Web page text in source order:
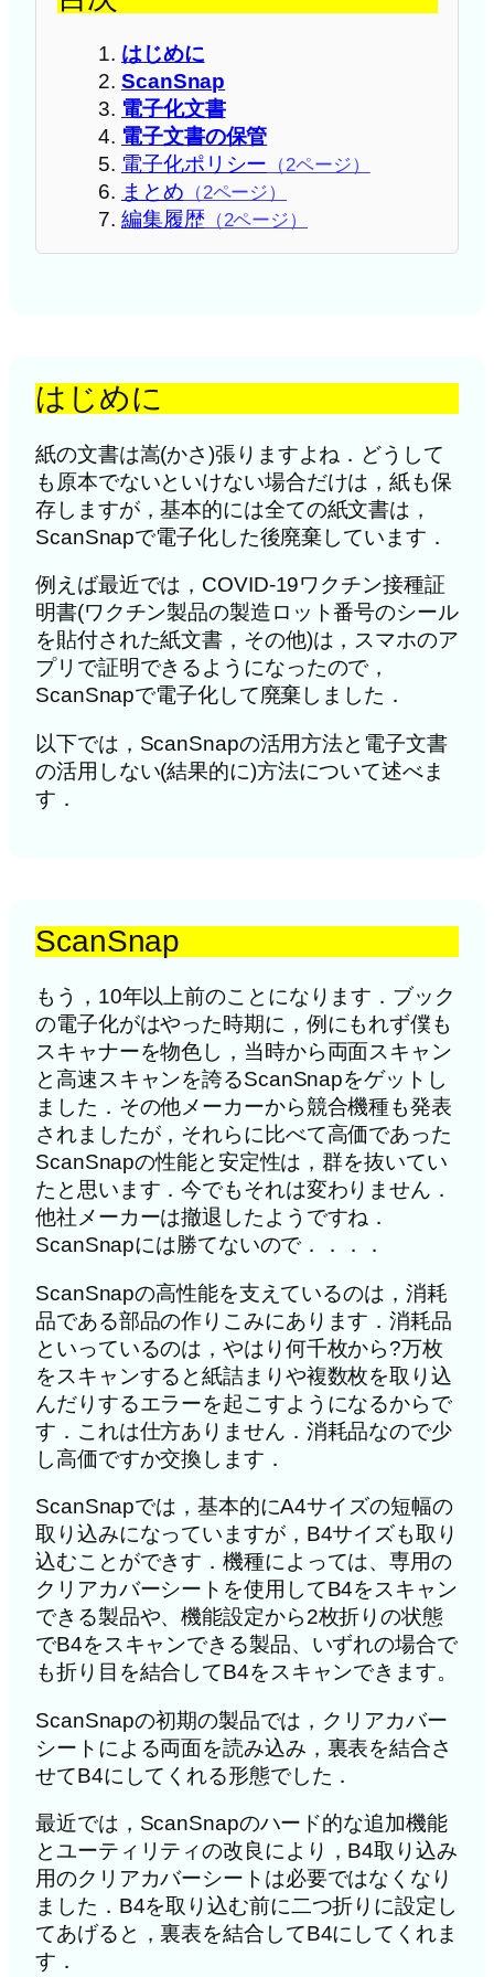
はじめに
ScanSnap
電子化文書
電子文書の保管
電子化ポリシー （2ページ）
まとめ （2ページ）
編集履歴（2ページ）
はじめに
紙の文書は嵩(かさ)張りますよね．どうして
も原本でないといけない場合だけは，紙も保
存しますが，基本的には全ての紙文書は，
ScanSnapで電子化した後廃棄しています．
例えば最近では，COVID-19ワクチン接種証
明書(ワクチン製品の製造ロット番号のシール
を貼付された紙文書，その他)は，スマホのア
プリで証明できるようになったので，
ScanSnapで電子化して廃棄しました．
以下では，ScanSnapの活用方法と電子文書
の活用しない(結果的に)方法について述べま
す．
ScanSnap
もう，10年以上前のことになります．ブック
の電子化がはやった時期に，例にもれず僕も
スキャナーを物色し，当時から両面スキャン
と高速スキャンを誇るScanSnapをゲットし
ました．その他メーカーから競合機種も発表
されましたが，それらに比べて高価であった
ScanSnapの性能と安定性は，群を抜いてい
たと思います．今でもそれは変わりません．
他社メーカーは撤退したようですね．
ScanSnapには勝てないので．．．．
ScanSnapの高性能を支えているのは，消耗
品である部品の作りこみにあります．消耗品
といっているのは，やはり何千枚から?万枚
をスキャンすると紙詰まりや複数枚を取り込
んだりするエラーを起こすようになるからで
す．これは仕方ありません．消耗品なので少
し高価ですか交換します．
ScanSnapでは，基本的にA4サイズの短幅の
取り込みになっていますが，B4サイズも取り
込むことができす．機種によっては、専用の
クリアカバーシートを使用してB4をスキャン
できる製品や、機能設定から2枚折りの状態
でB4をスキャンできる製品、いずれの場合で
も折り目を結合してB4をスキャンできます。
ScanSnapの初期の製品では，クリアカバー
シートによる両面を読み込み，裏表を結合さ
せてB4にしてくれる形態でした．
最近では，ScanSnapのハード的な追加機能
とユーティリティの改良により，B4取り込み
用のクリアカバーシートは必要ではなくなり
ました．B4を取り込む前に二つ折りに設定し
てあげると，裏表を結合してB4にしてくれま
す．